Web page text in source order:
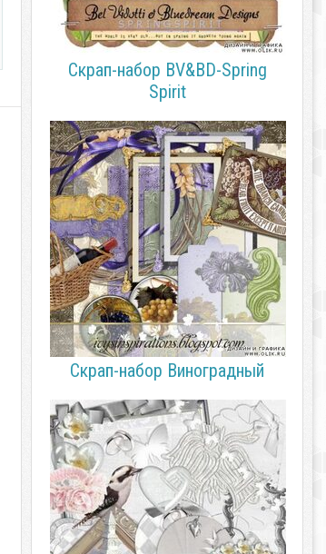
Скрап-набор BV&BD-Spring
Spirit
Скрап-набор Виноградный